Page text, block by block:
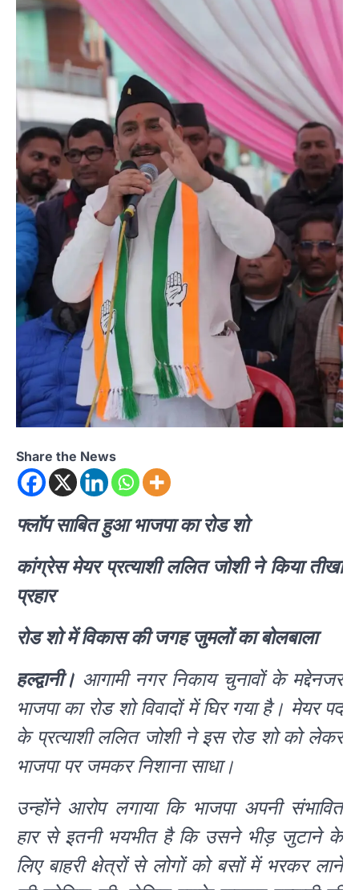
Share the News
फ्लॉप साबित हुआ भाजपा का रोड शो
कांग्रेस मेयर प्रत्याशी ललित जोशी ने किया तीखा
प्रहार
रोड शो में विकास की जगह जुमलों का बोलबाला
हल्द्वानी। आगामी नगर निकाय चुनावों के मद्देनजर
भाजपा का रोड शो विवादों में घिर गया है। मेयर पद
के प्रत्याशी ललित जोशी ने इस रोड शो को लेकर
भाजपा पर जमकर निशाना साधा।
उन्होंने आरोप लगाया कि भाजपा अपनी संभावित
हार से इतनी भयभीत है कि उसने भीड़ जुटाने के
लिए बाहरी क्षेत्रों से लोगों को बसों में भरकर लाने